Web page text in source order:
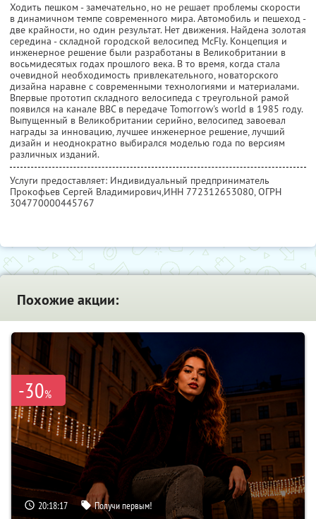
Ходить пешком - замечательно, но не решает проблемы скорости
в динамичном темпе современного мира. Автомобиль и пешеход -
две крайности, но один результат. Нет движения. Найдена золотая
середина - складной городской велосипед McFly. Концепция и
инженерное решение были разработаны в Великобритании в
восьмидесятых годах прошлого века. В то время, когда стала
очевидной необходимость привлекательного, новаторского
дизайна наравне с современными технологиями и материалами.
Впервые прототип складного велосипеда с треугольной рамой
появился на канале BBC в передаче Tomorrow's world в 1985 году.
Выпущенный в Великобритании серийно, велосипед завоевал
награды за инновацию, лучшее инженерное решение, лучший
дизайн и неоднократно выбирался моделью года по версиям
различных изданий.
Услуги предоставляет: Индивидуальный предприниматель
Прокофьев Сергей Владимирович,ИНН 772312653080, ОГРН
304770000445767
Похожие акции:
-30%
20:18:16 Получи первым!